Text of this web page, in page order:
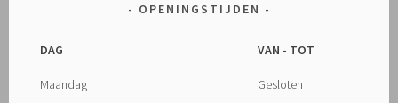
OPENINGSTIJDEN
DAG VAN - TOT
Maandag Gesloten